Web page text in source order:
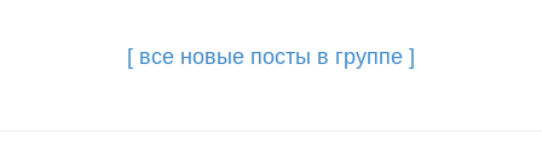
[ все новые посты в группе ]